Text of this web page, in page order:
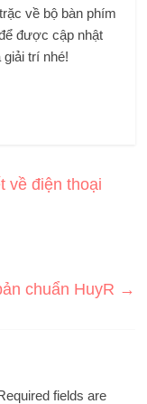
về bộ bàn phím
được cập nhật
trí nhé!
về điện thoại
chuẩn HuyR →
fields are